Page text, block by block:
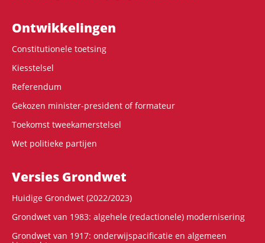
Ontwikke­lingen
Constitutionele toetsing
Kiesstelsel
Referendum
Gekozen minister-president of formateur
Toekomst tweekamerstelsel
Wet politieke partijen
Versies Grondwet
Huidige Grondwet (2022/2023)
Grondwet van 1983: algehele (redactionele) modernisering
Grondwet van 1917: onderwijspacificatie en algemeen